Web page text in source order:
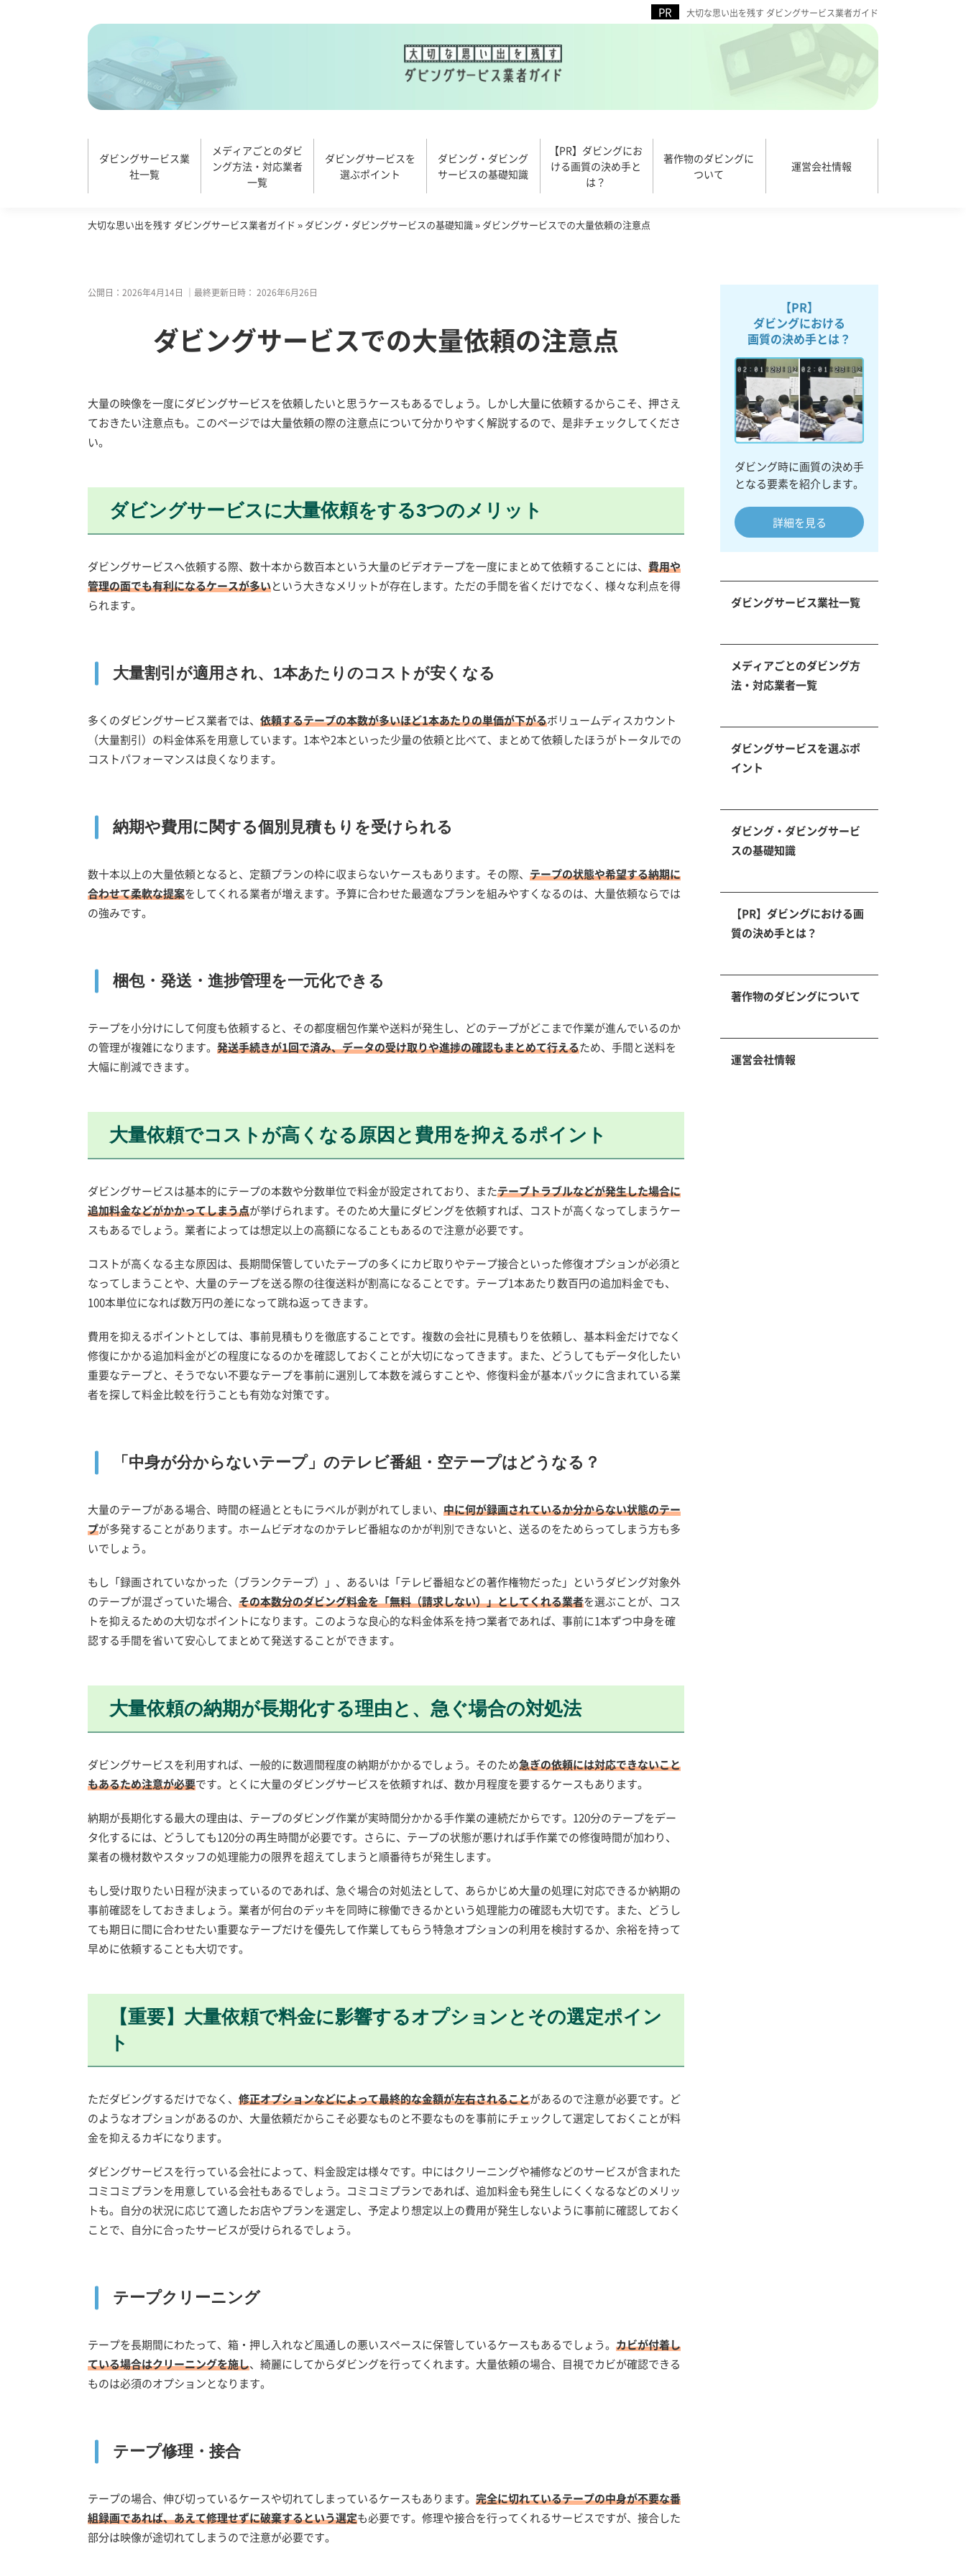
大切な思い出を残す ダビングサービス業者ガイド
ダビングサービス業
社一覧
メディアごとのダビ
ング方法・対応業者
一覧
ダビングサービスを
選ぶポイント
ダビング・ダビング
サービスの基礎知識
【PR】ダビングにお
ける画質の決め手と
は？
著作物のダビングに
ついて
運営会社情報
大切な思い出を残す ダビングサービス業者ガイド » ダビング・ダビングサービスの基礎知識» ダビングサービスでの大量依頼の注意点
公開日： 2026年4月14日 ｜最終更新日時： 2026年6月26日
ダビングサービスでの大量依頼の注意点
大量の映像を一度にダビングサービスを依頼したいと思うケースもあるでしょう。しかし大量に依頼するからこそ、押さえ
ておきたい注意点も。このページでは大量依頼の際の注意点について分かりやすく解説するので、是非チェックしてくださ
い。
ダビングサービスに大量依頼をする3つのメリット
ダビングサービスへ依頼する際、数十本から数百本という大量のビデオテープを一度にまとめて依頼することには、 費用や
管理の面でも有利になるケースが多いという大きなメリットが存在します。ただの手間を省くだけでなく、様々な利点を得
られます。
大量割引が適用され、1本あたりのコストが安くなる
多くのダビングサービス業者では、 依頼するテープの本数が多いほど1本あたりの単価が下がるボリュームディスカウント
（大量割引）の料金体系を用意しています。1本や2本といった少量の依頼と比べて、まとめて依頼したほうがトータルでの
コストパフォーマンスは良くなります。
納期や費用に関する個別見積もりを受けられる
数十本以上の大量依頼となると、定額プランの枠に収まらないケースもあります。その際、 テープの状態や希望する納期に
合わせて柔軟な提案をしてくれる業者が増えます。予算に合わせた最適なプランを組みやすくなるのは、大量依頼ならでは
の強みです。
梱包・発送・進捗管理を一元化できる
テープを小分けにして何度も依頼すると、その都度梱包作業や送料が発生し、どのテープがどこまで作業が進んでいるのか
の管理が複雑になります。 発送手続きが1回で済み、データの受け取りや進捗の確認もまとめて行えるため、手間と送料を
大幅に削減できます。
大量依頼でコストが高くなる原因と費用を抑えるポイント
ダビングサービスは基本的にテープの本数や分数単位で料金が設定されており、またテープトラブルなどが発生した場合に
追加料金などがかかってしまう点が挙げられます。そのため大量にダビングを依頼すれば、コストが高くなってしまうケー
スもあるでしょう。業者によっては想定以上の高額になることもあるので注意が必要です。
コストが高くなる主な原因は、長期間保管していたテープの多くにカビ取りやテープ接合といった修復オプションが必須と
なってしまうことや、大量のテープを送る際の往復送料が割高になることです。テープ1本あたり数百円の追加料金でも、
100本単位になれば数万円の差になって跳ね返ってきます。
費用を抑えるポイントとしては、事前見積もりを徹底することです。複数の会社に見積もりを依頼し、基本料金だけでなく
修復にかかる追加料金がどの程度になるのかを確認しておくことが大切になってきます。また、どうしてもデータ化したい
重要なテープと、そうでない不要なテープを事前に選別して本数を減らすことや、修復料金が基本パックに含まれている業
者を探して料金比較を行うことも有効な対策です。
「中身が分からないテープ」のテレビ番組・空テープはどうなる？
大量のテープがある場合、時間の経過とともにラベルが剥がれてしまい、 中に何が録画されているか分からない状態のテー
プが多発することがあります。ホームビデオなのかテレビ番組なのかが判別できないと、送るのをためらってしまう方も多
いでしょう。
もし「録画されていなかった（ブランクテープ）」、あるいは「テレビ番組などの著作権物だった」というダビング対象外
のテープが混ざっていた場合、 その本数分のダビング料金を「無料（請求しない）」としてくれる業者を選ぶことが、コス
トを抑えるための大切なポイントになります。このような良心的な料金体系を持つ業者であれば、事前に1本ずつ中身を確
認する手間を省いて安心してまとめて発送することができます。
大量依頼の納期が長期化する理由と、急ぐ場合の対処法
ダビングサービスを利用すれば、一般的に数週間程度の納期がかかるでしょう。そのため急ぎの依頼には対応できないこと
もあるため注意が必要です。とくに大量のダビングサービスを依頼すれば、数か月程度を要するケースもあります。
納期が長期化する最大の理由は、テープのダビング作業が実時間分かかる手作業の連続だからです。120分のテープをデー
タ化するには、どうしても120分の再生時間が必要です。さらに、テープの状態が悪ければ手作業での修復時間が加わり、
業者の機材数やスタッフの処理能力の限界を超えてしまうと順番待ちが発生します。
もし受け取りたい日程が決まっているのであれば、急ぐ場合の対処法として、あらかじめ大量の処理に対応できるか納期の
事前確認をしておきましょう。業者が何台のデッキを同時に稼働できるかという処理能力の確認も大切です。また、どうし
ても期日に間に合わせたい重要なテープだけを優先して作業してもらう特急オプションの利用を検討するか、余裕を持って
早めに依頼することも大切です。
【重要】大量依頼で料金に影響するオプションとその選定ポイン
ト
ただダビングするだけでなく、 修正オプションなどによって最終的な金額が左右されることがあるので注意が必要です。ど
のようなオプションがあるのか、大量依頼だからこそ必要なものと不要なものを事前にチェックして選定しておくことが料
金を抑えるカギになります。
ダビングサービスを行っている会社によって、料金設定は様々です。中にはクリーニングや補修などのサービスが含まれた
コミコミプランを用意している会社もあるでしょう。コミコミプランであれば、追加料金も発生しにくくなるなどのメリッ
トも。自分の状況に応じて適したお店やプランを選定し、予定より想定以上の費用が発生しないように事前に確認しておく
ことで、自分に合ったサービスが受けられるでしょう。
テープクリーニング
テープを長期間にわたって、箱・押し入れなど風通しの悪いスペースに保管しているケースもあるでしょう。 カビが付着し
ている場合はクリーニングを施し、綺麗にしてからダビングを行ってくれます。大量依頼の場合、目視でカビが確認できる
ものは必須のオプションとなります。
テープ修理・接合
テープの場合、伸び切っているケースや切れてしまっているケースもあります。 完全に切れているテープの中身が不要な番
組録画であれば、あえて修理せずに破棄するという選定も必要です。修理や接合を行ってくれるサービスですが、接合した
部分は映像が途切れてしまうので注意が必要です。
【PR】
ダビングにおける
画質の決め手とは？
ダビング時に画質の決め手
となる要素を紹介します。
詳細を見る
ダビングサービス業社一覧
メディアごとのダビング方
法・対応業者一覧
ダビングサービスを選ぶポ
イント
ダビング・ダビングサービ
スの基礎知識
【PR】ダビングにおける画
質の決め手とは？
著作物のダビングについて
運営会社情報